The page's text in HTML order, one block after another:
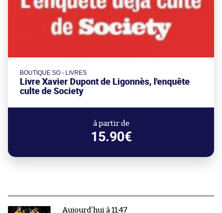
BOUTIQUE SO - LIVRES
Livre Xavier Dupont de Ligonnès, l'enquête
culte de Society
à partir de
15.90€
Aujourd'hui à 11:47